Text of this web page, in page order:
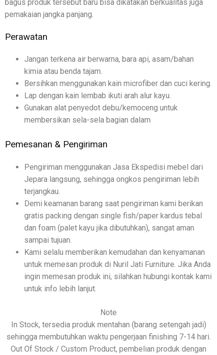
bagus produk tersebut baru bisa dikatakan berkualitas juga
pemakaian jangka panjang.
Perawatan
Jangan terkena air berwarna, bara api, asam/bahan
kimia atau benda tajam.
Bersihkan menggunakan kain microfiber dan cuci kering.
Lap dengan kain lembab ikuti arah alur kayu.
Gunakan alat penyedot debu/kemoceng untuk
membersikan sela-sela bagian dalam
Pemesanan & Pengiriman
Pengiriman menggunakan Jasa Ekspedisi mebel dari
Jepara langsung, sehingga ongkos pengiriman lebih
terjangkau.
Demi keamanan barang saat pengiriman kami berikan
gratis packing dengan single fish/paper kardus tebal
dan foam (palet kayu jika dibutuhkan), sangat aman
sampai tujuan.
Kami selalu memberikan kemudahan dan kenyamanan
untuk memesan produk di Nuril Jati Furniture. Jika Anda
ingin memesan produk ini, silahkan hubungi kontak kami
untuk info lebih lanjut.
Note
In Stock, tersedia produk mentahan (barang setengah jadi)
sehingga membutuhkan waktu pengerjaan finishing 7-14 hari.
Out Of Stock / Custom Product, pembelian produk dengan